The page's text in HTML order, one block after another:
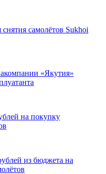
самолётов Sukhoi
«Якутия»
на покупку
из бюджета на